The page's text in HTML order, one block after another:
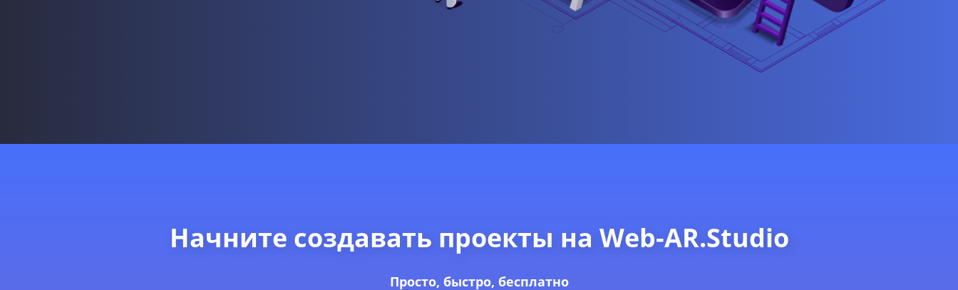
Начните создавать проекты на Web-AR.Studio
Просто, быстро, бесплатно